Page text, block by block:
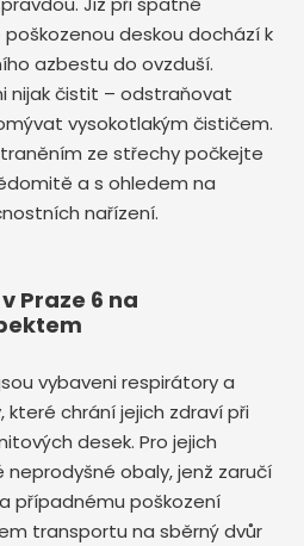
deskou dochází k
azbestu do ovzduší.
nijak čistit – odstraňovat
vysokotlakým čističem.
ze střechy počkejte
a s ohledem na
nařízení.
Praze 6 na
vybaveni respirátory a
chrání jejich zdraví při
desek. Pro jejich
obaly, jenž zaručí
případnému poškození
transportu na sběrný dvůr